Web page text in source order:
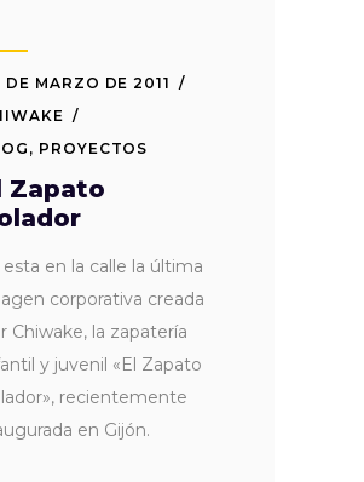
DE MARZO DE 2011
, PROYECTOS
Zapato
esta en la calle la última
corporativa creada
Chiwake, la zapatería
y juvenil «El Zapato
recientemente
en Gijón.